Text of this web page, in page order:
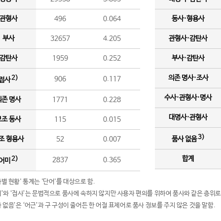
형사 496 0.064
부사 32657 4.205
탄사 1959 0.252
사2) 906 0.117
존 명사 1771 0.228
조 동사 115 0.015
형용사 52 0.007
미 2) 2837 0.365
동사·형용사
관형사·감탄사
부사·감탄사
의존 명사·조사
수사·관형사·명사
대명사·관형사
품사 없음3)
합계
현황' 통계는 '단어'를 대상으로 함.
와 ‘접사’는 문법적으로 품사에 속하지 않지만 사용자 편의를 위하여 품사와 같은 층위
없음’은 ‘어근’과 구 구성이 줄어든 한 어절 표제어로 품사 정보를 주지 않은 것을 말함.